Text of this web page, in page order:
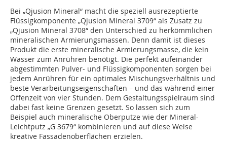
Bei „Qjusion Mineral“ macht die speziell ausrezeptierte
Flüssigkomponente „Qjusion Mineral 3709“ als Zusatz zu
„Qjusion Mineral 3708“ den Unterschied zu herkömmlichen
mineralischen Armierungsmassen. Denn damit ist dieses
Produkt die erste mineralische Armierungsmasse, die kein
Wasser zum Anrühren benötigt. Die perfekt aufeinander
abgestimmten Pulver- und Flüssigkomponenten sorgen bei
jedem Anrühren für ein optimales Mischungsverhältnis und
beste Verarbeitungseigenschaften – und das während einer
Offenzeit von vier Stunden. Dem Gestaltungsspielraum sind
dabei fast keine Grenzen gesetzt. So lassen sich zum
Beispiel auch mineralische Oberputze wie der Mineral-
Leichtputz „G 3679“ kombinieren und auf diese Weise
kreative Fassadenoberflächen erzielen.